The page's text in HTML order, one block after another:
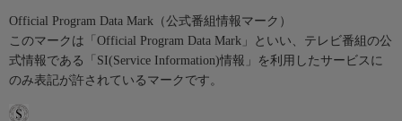
Official Program Data Mark（公式番組情報マーク）
このマークは「Official Program Data Mark」といい、テレビ番組の公
式情報である「SI(Service Information)情報」を利用したサービスに
のみ表記が許されているマークです。